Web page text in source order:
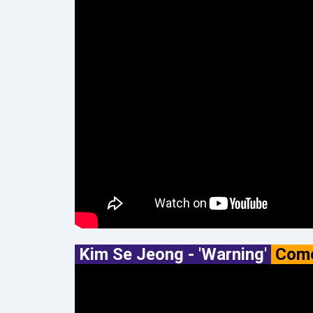
Kim Se Jeong - 'Warning'